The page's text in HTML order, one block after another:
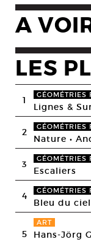
A
LES
1 GÉOMÉTRIES
Lignes &
2 GÉOMÉTRIES
Nature •
3 GÉOMÉTRIES
Escaliers
4 GÉOMÉTRIES
Bleu du ciel
5
ART
Hans-Jörg